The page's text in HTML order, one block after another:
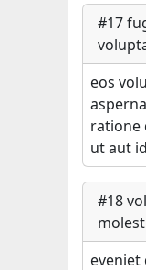
#17
eos
ratione
ut aut
#18